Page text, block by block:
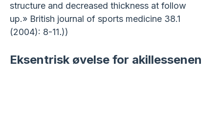
structure and decreased thickness at follow
up.» British journal of sports medicine 38.1
(2004): 8-11.))
Eksentrisk øvelse for akillessenen